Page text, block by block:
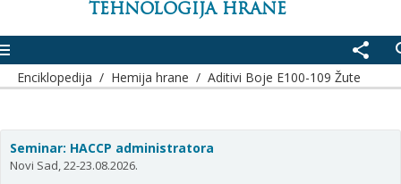
TEHNOLOGIJA HRANE
share
Enciklopedija / Hemija hrane / Aditivi Boje E100-109 Žute
Seminar: HACCP administratora
Novi Sad, 22-23.08.2026.